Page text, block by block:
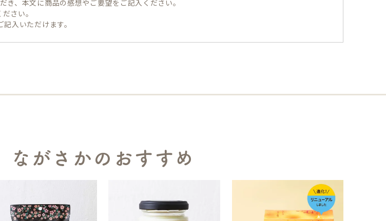
き、本文に商品の感想やご要望をご記入ください。
さい。
入いただけます。
ながさかのおすすめ